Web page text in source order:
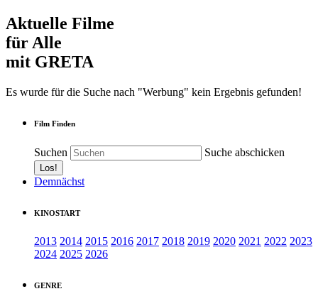
Aktuelle Filme
für Alle
mit GRETA
Es wurde für die Suche nach "Werbung" kein Ergebnis gefunden!
Film Finden
Suchen Suche abschicken
Demnächst
KINOSTART
2013 2014 2015 2016 2017 2018 2019 2020 2021 2022 2023
2024 2025 2026
GENRE